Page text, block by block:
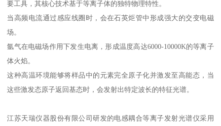
要工具，其核心技术基于等离子体的独特物理特性。
当高频电流通过感应线圈时，会在石英炬管中形成强大的交变电磁
场。
氩气在电磁场作用下发生电离，形成温度高达6000-10000K的等离子
体火焰。
这种高温环境能够将样品中的元素完全原子化并激发至高能态，当
这些激发态原子返回基态时，会发射出特定波长的特征光谱。
江苏天瑞仪器股份有限公司研发的电感耦合等离子发射光谱仪采用